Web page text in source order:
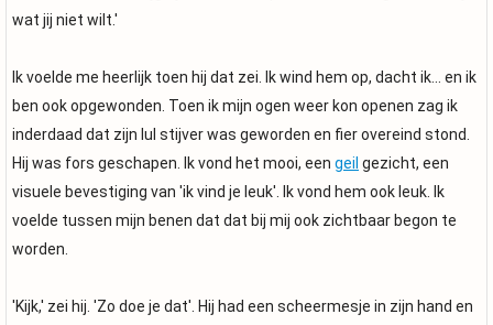
wat jij niet wilt.'
Ik voelde me heerlijk toen hij dat zei. Ik wind hem op, dacht ik... en ik
ben ook opgewonden. Toen ik mijn ogen weer kon openen zag ik
inderdaad dat zijn lul stijver was geworden en fier overeind stond.
Hij was fors geschapen. Ik vond het mooi, een geil gezicht, een
visuele bevestiging van 'ik vind je leuk'. Ik vond hem ook leuk. Ik
voelde tussen mijn benen dat dat bij mij ook zichtbaar begon te
worden.
'Kijk,' zei hij. 'Zo doe je dat'. Hij had een scheermesje in zijn hand en